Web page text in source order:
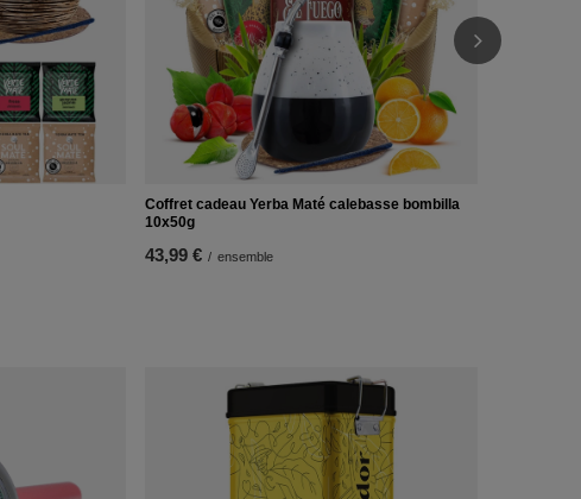
Coffret cadeau Yerba Maté calebasse bombilla
10x50g
43,99 € / ensemble